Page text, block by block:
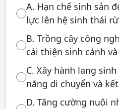
A. Hạn chế sinh sản
lực lên hệ sinh thái
B. Trồng cây công
cải thiện sinh cảnh
C. Xây hành lang
năng di chuyển và
D. Tăng cường nuôi